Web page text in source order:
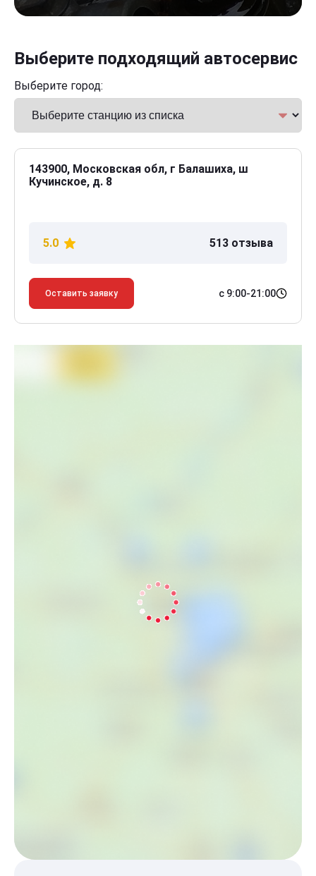
Выберите подходящий автосервис
Выберите город:
143900, Московская обл, г Балашиха, ш
Кучинское, д. 8
5.0 513 отзыва
Оставить заявку с 9:00-21:00